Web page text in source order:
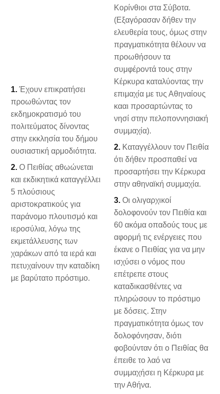
1. Έχουν επικρατήσει
προωθώντας τον
εκδημοκρατισμό του
πολιτεύματος δίνοντας
στην εκκλησία του δήμου
ουσιαστική αρμοδιότητα.
2. Ο Πειθίας αθωώνεται
και εκδικητικά καταγγέλλει
5 πλούσιους
αριστοκρατικούς για
παράνομο πλουτισμό και
ιεροσύλια, λόγω της
εκμετάλλευσης των
χαράκων από τα ιερά και
πετυχαίνουν την καταδίκη
με βαρύτατο πρόστιμο.
Κορίνθιοι στα Σύβοτα.
(Εξαγόρασαν δήθεν την
ελευθερία τους, όμως στην
πραγματικότητα θέλουν να
προωθήσουν τα
συμφέροντά τους στην
Κέρκυρα καταλύοντας την
επιμαχία με τυς Αθηναίους
κααι προσαρτώντας το
νησί στην πελοποννησιακή
συμμαχία).
2. Καταγγέλλουν τον Πειθία
ότι δήθεν προσπαθεί να
προσαρτήσει την Κέρκυρα
στην αθηναϊκή συμμαχία.
3. Οι ολιγαρχικοί
δολοφονούν τον Πειθία και
60 ακόμα οπαδούς τους με
αφορμή τις ενέργειες που
έκανε ο Πειθίας για να μην
ισχύσει ο νόμος που
επέτρεπε στους
καταδικασθέντες να
πληρώσουν το πρόστιμο
με δόσεις. Στην
πραγματικότητα όμως τον
δολοφόνησαν, διότι
φοβούνταν ότι ο Πειθίας θα
έπειθε το λαό να
συμμαχήσει η Κέρκυρα με
την Αθήνα.